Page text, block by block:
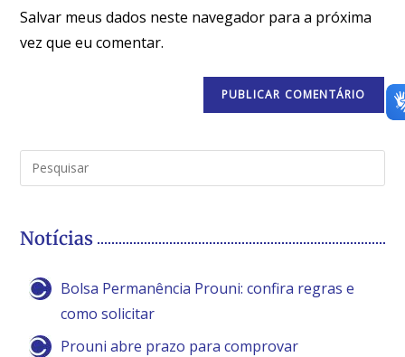
Salvar meus dados neste navegador para a próxima
vez que eu comentar.
Notícias
Bolsa Permanência Prouni: confira regras e
como solicitar
Prouni abre prazo para comprovar